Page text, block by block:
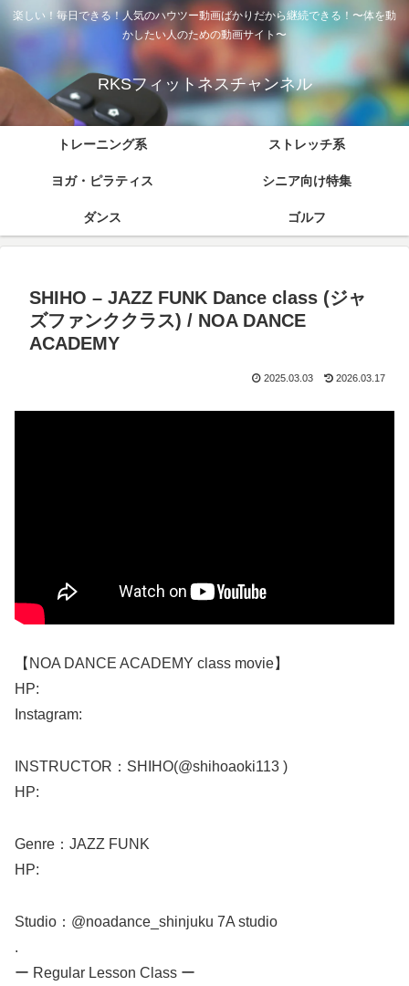
楽しい！毎日できる！人気のハウツー動画ばかりだから継続できる！〜体を動
かしたい人のための動画サイト〜
RKSフィットネスチャンネル
トレーニング系 ストレッチ系
ヨガ・ピラティス シニア向け特集
ダンス ゴルフ
SHIHO – JAZZ FUNK Dance class (ジャ
ズファンククラス) / NOA DANCE
ACADEMY
2025.03.03 2026.03.17
【NOA DANCE ACADEMY class movie】
HP:
Instagram:
INSTRUCTOR：SHIHO(@shihoaoki113 )
HP:
Genre：JAZZ FUNK
HP:
Studio：@noadance_shinjuku 7A studio
.
ー Regular Lesson Class ー